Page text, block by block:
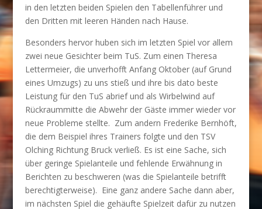
in den letzten beiden Spielen den Tabellenführer und
den Dritten mit leeren Händen nach Hause.
Besonders hervor huben sich im letzten Spiel vor allem
zwei neue Gesichter beim TuS. Zum einen Theresa
Lettermeier, die unverhofft Anfang Oktober (auf Grund
eines Umzugs) zu uns stieß und ihre bis dato beste
Leistung für den TuS abrief und als Wirbelwind auf
Rückraummitte die Abwehr der Gäste immer wieder vor
neue Probleme stellte. Zum andern Frederike Bernhöft,
die dem Beispiel ihres Trainers folgte und den TSV
Olching Richtung Bruck verließ. Es ist eine Sache, sich
über geringe Spielanteile und fehlende Erwähnung in
Berichten zu beschweren (was die Spielanteile betrifft
berechtigterweise). Eine ganz andere Sache dann aber,
im nächsten Spiel die gehäufte Spielzeit dafür zu nutzen